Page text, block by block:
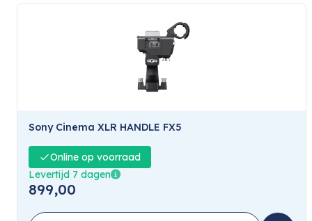
Sony Cinema XLR HANDLE FX5
Online op voorraad
Levertijd 7 dagen
899,00